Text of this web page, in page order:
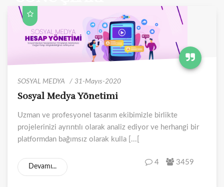
SOSYAL MEDYA 31-Mayıs-2020
Sosyal Medya Yönetimi
Uzman ve profesyonel tasarım ekibimizle birlikte
projelerinizi ayrıntılı olarak analiz ediyor ve herhangi bir
platformdan bağımsız olarak kulla [...[
Devamı...
4 3459